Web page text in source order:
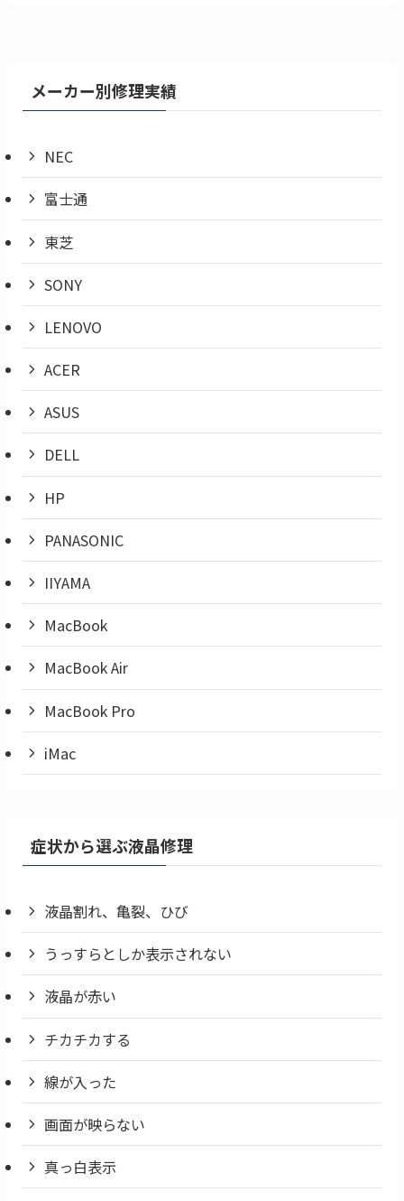
メーカー別修理実績
NEC
富士通
東芝
SONY
LENOVO
ACER
ASUS
DELL
HP
PANASONIC
IIYAMA
MacBook
MacBook Air
MacBook Pro
iMac
症状から選ぶ液晶修理
液晶割れ、亀裂、ひび
うっすらとしか表示されない
液晶が赤い
チカチカする
線が入った
画面が映らない
真っ白表示